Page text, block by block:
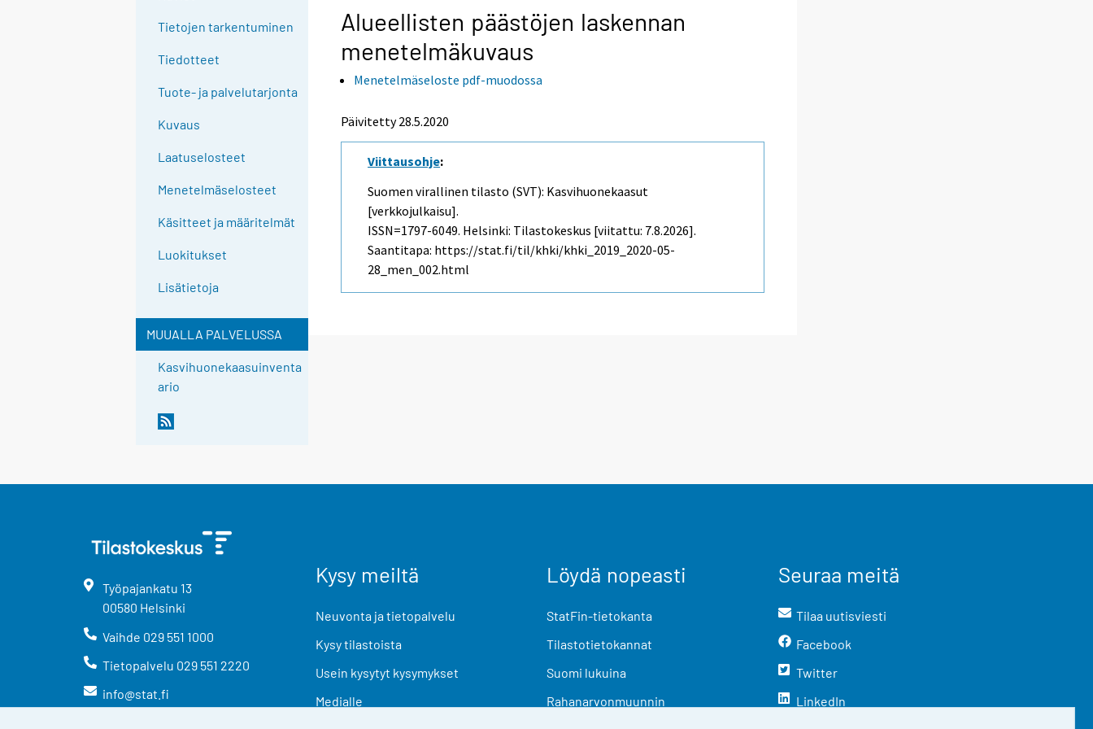
Tietojen tarkentuminen
Tiedotteet
Tuote- ja palvelutarjonta
Kuvaus
Laatuselosteet
Menetelmäselosteet
Käsitteet ja määritelmät
Luokitukset
Lisätietoja
MUUALLA PALVELUSSA
Kasvihuonekaasuinventa
ario
Alueellisten päästöjen laskennan
menetelmäkuvaus
Menetelmäseloste pdf-muodossa
Päivitetty 28.5.2020
Viittausohje:
Suomen virallinen tilasto (SVT): Kasvihuonekaasut
[verkkojulkaisu].
ISSN=1797-6049. Helsinki: Tilastokeskus [viitattu: 7.8.2026].
Saantitapa: https://stat.fi/til/khki/khki_2019_2020-05-
28_men_002.html
Työpajankatu 13
00580 Helsinki
Vaihde 029 551 1000
Tietopalvelu 029 551 2220
info@stat.fi
Kysy meiltä
Neuvonta ja tietopalvelu
Kysy tilastoista
Usein kysytyt kysymykset
Medialle
Löydä nopeasti
StatFin-tietokanta
Tilastotietokannat
Suomi lukuina
Rahanarvonmuunnin
Seuraa meitä
Tilaa uutisviesti
Facebook
Twitter
LinkedIn